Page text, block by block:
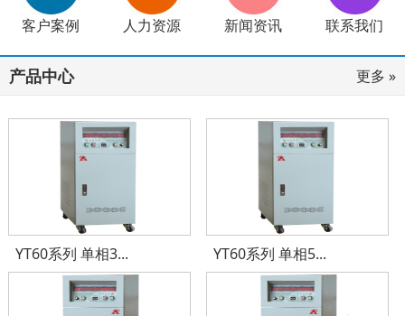
客户案例 人力资源 新闻资讯 联系我们
产品中心 更多 »
YT60系列 单相3... YT60系列 单相5...